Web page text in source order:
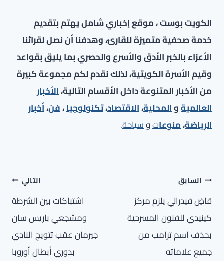
الكويت بوست ، موقع إخباري شامل يهتم بتقديم
خدمة صحفية متميزة للقارئ، وهدفنا أن نصل لقرائنا
الأعزاء بالخبر الأدق والأسرع والحصري بما يليق بقواعد
وقيم الأسرة الكويتية، لذلك نقدم لكم مجموعة كبيرة
من الأخبار المتنوعة داخل الأقسام التالية،الأخبار
العالميةوالمحلية،الاقتصاد،تكنولوجيا،فن،أخبار
الرياضة،منوعاتوسياحة.
تصفّح
المقالات
السابق
قاضٍ فيدرالي يلزم مركز
كينيدي للفنون المسرحية
بحذف اسم ترامب من
جميع علاماته
التالي
اشتباكات بين الشرطة
ومشجعي باريس سان
جيرمان عقب تتويج النادي
بدوري أبطال أوروبا